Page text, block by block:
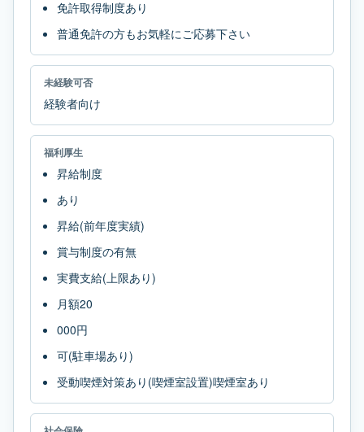
免許取得制度あり
普通免許の方もお気軽にご応募下さい
未経験可否
経験者向け
福利厚生
昇給制度
あり
昇給(前年度実績)
賞与制度の有無
実費支給(上限あり)
月額20
000円
可(駐車場あり)
受動喫煙対策あり(喫煙室設置)喫煙室あり